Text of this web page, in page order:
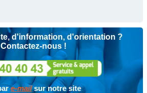
d'information, d'orientation ?
Contactez-nous !
e-mailsur notre site